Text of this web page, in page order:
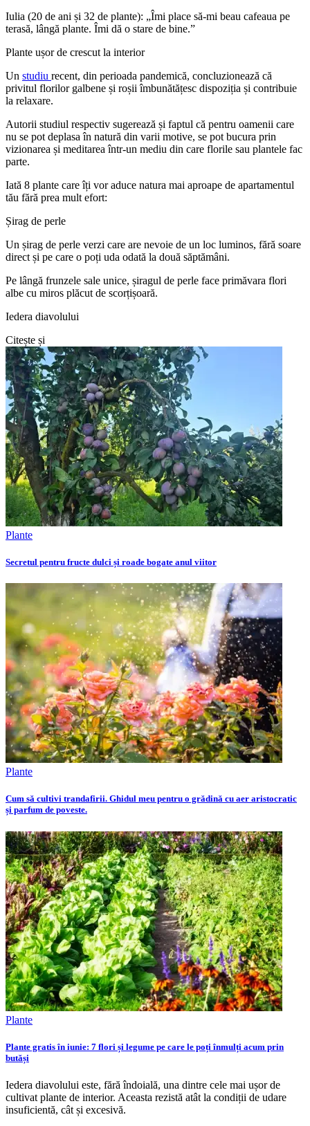
Iulia (20 de ani și 32 de plante): „Îmi place să-mi beau cafeaua pe
terasă, lângă plante. Îmi dă o stare de bine.”
Plante ușor de crescut la interior
Un studiu recent, din perioada pandemică, concluzionează că
privitul florilor galbene și roșii îmbunătățesc dispoziția și contribuie
la relaxare.
Autorii studiul respectiv sugerează și faptul că pentru oamenii care
nu se pot deplasa în natură din varii motive, se pot bucura prin
vizionarea și meditarea într-un mediu din care florile sau plantele fac
parte.
Iată 8 plante care îți vor aduce natura mai aproape de apartamentul
tău fără prea mult efort:
Șirag de perle
Un șirag de perle verzi care are nevoie de un loc luminos, fără soare
direct și pe care o poți uda odată la două săptămâni.
Pe lângă frunzele sale unice, șiragul de perle face primăvara flori
albe cu miros plăcut de scorțișoară.
Iedera diavolului
Citește și
Plante
Secretul pentru fructe dulci și roade bogate anul viitor
Plante
Cum să cultivi trandafirii. Ghidul meu pentru o grădină cu aer aristocratic
și parfum de poveste.
Plante
Plante gratis în iunie: 7 flori și legume pe care le poți înmulți acum prin
butăși
Iedera diavolului este, fără îndoială, una dintre cele mai ușor de
cultivat plante de interior. Aceasta rezistă atât la condiții de udare
insuficientă, cât și excesivă.